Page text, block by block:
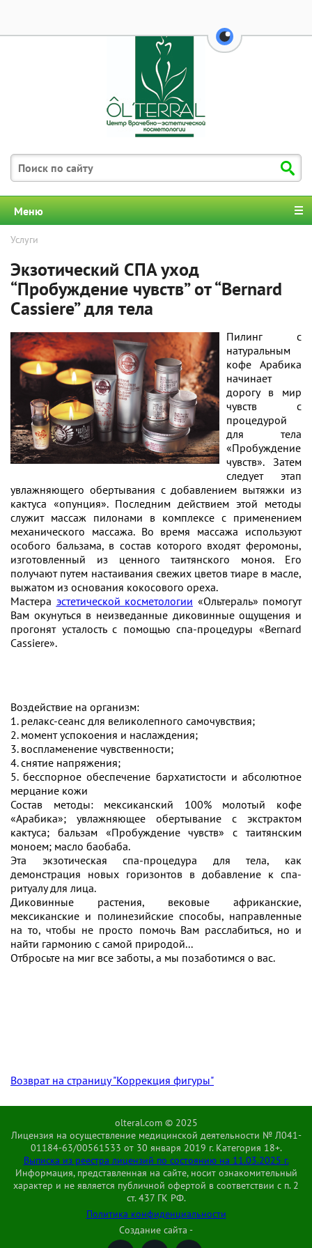
перейти на
Меню
Услуги
Экзотический СПА уход
“Пробуждение чувств” от “Bernard
Cassiere” для тела
Пилинг с
натуральным
кофе Арабика
начинает
дорогу в мир
чувств с
процедурой
для тела
«Пробуждение
чувств». Затем
следует этап
увлажняющего обертывания с добавлением вытяжки из
кактуса «опунция». Последним действием этой методы
служит массаж пилонами в комплексе с применением
механического массажа. Во время массажа используют
особого бальзама, в состав которого входят феромоны,
изготовленный из ценного таитянского моноя. Его
получают путем настаивания свежих цветов тиаре в масле,
выжатом из основания кокосового ореха.
Мастера эстетической косметологии «Ольтераль» помогут
Вам окунуться в неизведанные диковинные ощущения и
прогонят усталость с помощью спа-процедуры «Bernard
Cassiere».
Воздействие на организм:
1. релакс-сеанс для великолепного самочувствия;
2. момент успокоения и наслаждения;
3. воспламенение чувственности;
4. снятие напряжения;
5. бесспорное обеспечение бархатистости и абсолютное
мерцание кожи
Состав методы: мексиканский 100% молотый кофе
«Арабика»; увлажняющее обертывание с экстрактом
кактуса; бальзам «Пробуждение чувств» с таитянским
моноем; масло баобаба.
Эта экзотическая спа-процедура для тела, как
демонстрация новых горизонтов в добавление к спа-
ритуалу для лица.
Диковинные растения, вековые африканские,
мексиканские и полинезийские способы, направленные
на то, чтобы не просто помочь Вам расслабиться, но и
найти гармонию с самой природой...
Отбросьте на миг все заботы, а мы позаботимся о вас.
Возврат на страницу "Коррекция фигуры"
olteral.com © 2025
Лицензия на осуществление медицинской деятельности № Л041-
01184-63/00561533 от 30 января 2019 г. Категория 18+.
Выписка из реестра лицензий по состоянию на 11.03.2025 г.
Информация, представленная на сайте, носит ознакомительный
характер и не является публичной офертой в соответствии с п. 2
ст. 437 ГК РФ.
Политика конфиденциальности
Создание сайта -